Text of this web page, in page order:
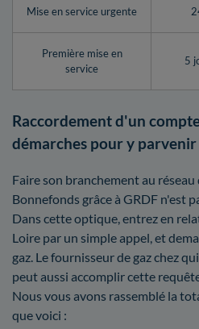
Mise en service urgente
Première mise en
service
5
Raccordement d'un
démarches pour y parvenir
Faire son branchement au réseau
Bonnefonds grâce à GRDF n'est
Dans cette optique, entrez en
Loire par un simple appel, et
gaz. Le fournisseur de gaz chez
peut aussi accomplir cette
Nous vous avons rassemblé la
que voici :